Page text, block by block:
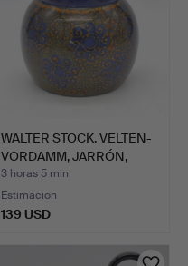
WALTER STOCK. VELTEN-
VORDAMM, JARRÓN,
LOZA…
3 horas 5 min
Estimación
139 USD